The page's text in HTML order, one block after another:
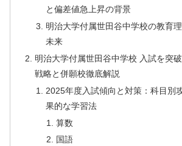
と偏差値急上昇の背景
明治大学付属世田谷中学校の教育
未来
明治大学付属世田谷中学校 入試を突
戦略と併願校徹底解説
2025年度入試傾向と対策：科目別
果的な学習法
算数
国語